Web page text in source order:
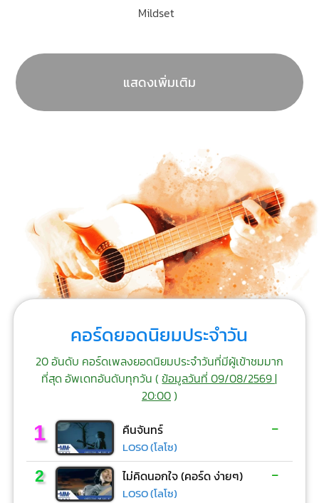
Mildset
แสดงเพิ่มเติม
คอร์ดยอดนิยมประจำวัน
20 อันดับ คอร์ดเพลงยอดนิยมประจำวันที่มีผู้เข้าชมมาก
ที่สุด อัพเดทอันดับทุกวัน (ข้อมูลวันที่ 09/08/2569 |
20:00)
1 คืนจันทร์
LOSO (โลโซ)
-
2 ไม่คิดนอกใจ (คอร์ด ง่ายๆ)
LOSO (โลโซ)
-